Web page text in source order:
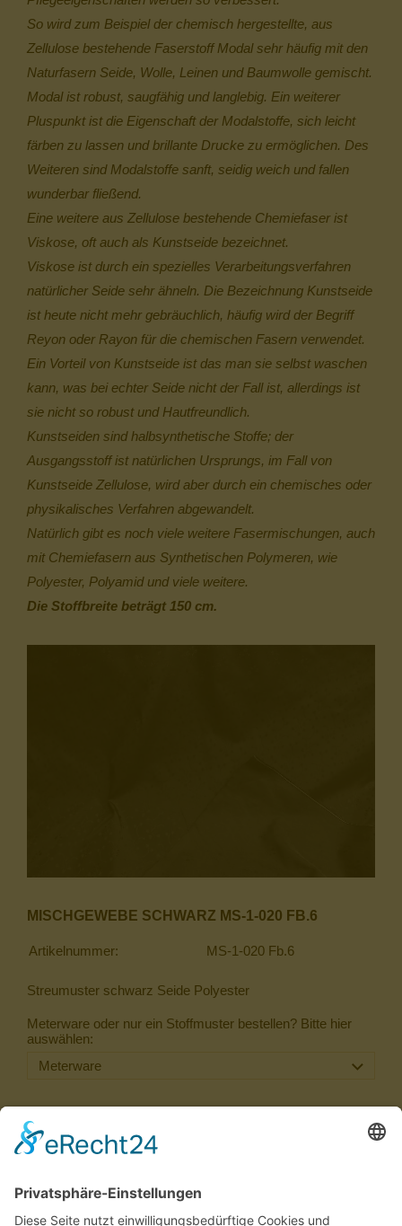
So wird zum Beispiel der chemisch hergestellte, aus
Zellulose bestehende Faserstoff Modal sehr häufig mit den
Naturfasern Seide, Wolle, Leinen und Baumwolle gemischt.
Modal ist robust, saugfähig und langlebig. Ein weiterer
Pluspunkt ist die Eigenschaft der Modalstoffe, sich leicht
färben zu lassen und brillante Drucke zu ermöglichen. Des
Weiteren sind Modalstoffe sanft, seidig weich und fallen
wunderbar fließend.
Eine weitere aus Zellulose bestehende Chemiefaser ist
Viskose, oft auch als Kunstseide bezeichnet.
Viskose ist durch ein spezielles Verarbeitungsverfahren
natürlicher Seide sehr ähneln. Die Bezeichnung Kunstseide
ist heute nicht mehr gebräuchlich, häufig wird der Begriff
Reyon oder Rayon für die chemischen Fasern verwendet.
Ein Vorteil von Kunstseide ist das man sie selbst waschen
kann, was bei echter Seide nicht der Fall ist, allerdings ist
sie nicht so robust und Hautfreundlich.
Kunstseiden sind halbsynthetische Stoffe; der
Ausgangsstoff ist natürlichen Ursprungs, im Fall von
Kunstseide Zellulose, wird aber durch ein chemisches oder
physikalisches Verfahren abgewandelt.
Natürlich gibt es noch viele weitere Fasermischungen, auch
mit Chemiefasern aus Synthetischen Polymeren, wie
Polyester, Polyamid und viele weitere.
Die Stoffbreite beträgt 150 cm.
MISCHGEWEBE SCHWARZ MS-1-020 FB.6
Artikelnummer: MS-1-020 Fb.6
Streumuster schwarz Seide Polyester
Meterware oder nur ein Stoffmuster bestellen? Bitte hier
auswählen:
63,00 €
Inkl. 20 % USt. zzgl. Versand
Sofort ab Lager